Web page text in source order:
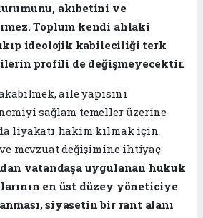
akıbetini ve
Toplum kendi ahlaki
ideolojik kabileciliği terk
profili de değişmeyecektir.
aile yapısını
sağlam temeller üzerine
liyakatı hakim kılmak için
mevzuat değişimine ihtiyaç
vatandaşa uygulanan hukuk
en üst düzey yöneticiye
siyasetin bir rant alanı